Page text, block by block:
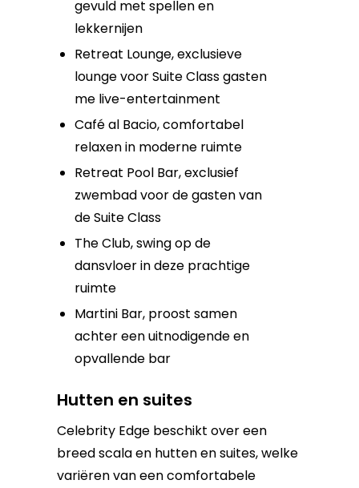
gevuld met spellen en
lekkernijen
Retreat Lounge, exclusieve
lounge voor Suite Class gasten
me live-entertainment
Café al Bacio, comfortabel
relaxen in moderne ruimte
Retreat Pool Bar, exclusief
zwembad voor de gasten van
de Suite Class
The Club, swing op de
dansvloer in deze prachtige
ruimte
Martini Bar, proost samen
achter een uitnodigende en
opvallende bar
Hutten en suites
Celebrity Edge beschikt over een
breed scala en hutten en suites, welke
variëren van een comfortabele